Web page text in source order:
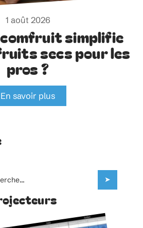
1 août 2026
comfruit simplifie
secs pour les
pros ?
En savoir plus